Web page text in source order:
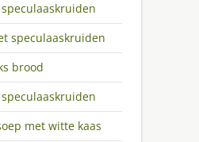
speculaaskruiden
brood
met witte kaas